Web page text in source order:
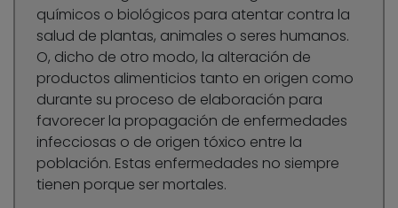
químicos o biológicos para atentar contra la
salud de plantas, animales o seres humanos.
O, dicho de otro modo, la alteración de
productos alimenticios tanto en origen como
durante su proceso de elaboración para
favorecer la propagación de enfermedades
infecciosas o de origen tóxico entre la
población. Estas enfermedades no siempre
tienen porque ser mortales.